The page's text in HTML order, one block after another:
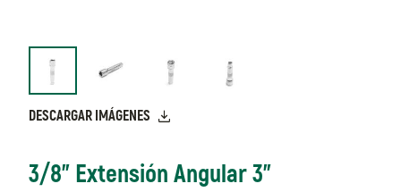
DESCARGAR IMÁGENES
3/8" Extensión Angular 3"